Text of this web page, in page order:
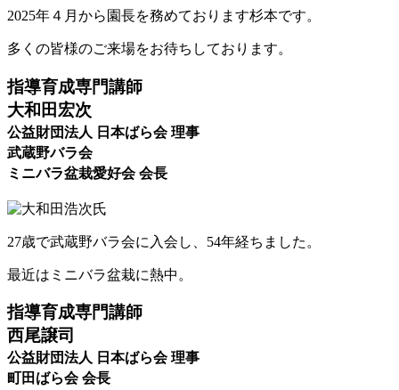
2025年４月から園長を務めております杉本です。
多くの皆様のご来場をお待ちしております。
指導育成専門講師
大和田宏次
公益財団法人 日本ばら会 理事
武蔵野バラ会
ミニバラ盆栽愛好会 会長
27歳で武蔵野バラ会に入会し、54年経ちました。
最近はミニバラ盆栽に熱中。
指導育成専門講師
西尾譲司
公益財団法人 日本ばら会 理事
町田ばら会 会長